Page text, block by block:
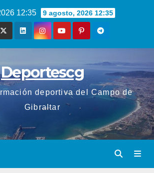
12:35 9 agosto, 2026 12:35
Deportescg
deportiva del Campo de
Gibraltar